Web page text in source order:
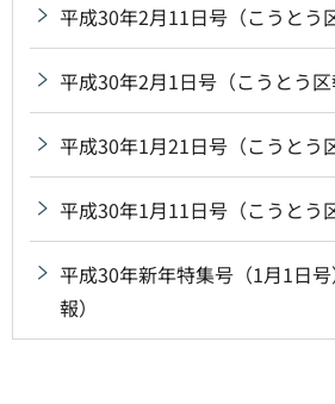
平成30年2月11日号（こうとう
平成30年2月1日号（こうとう区
平成30年1月21日号（こうとう
平成30年1月11日号（こうとう
平成30年新年特集号（1月1日
報）